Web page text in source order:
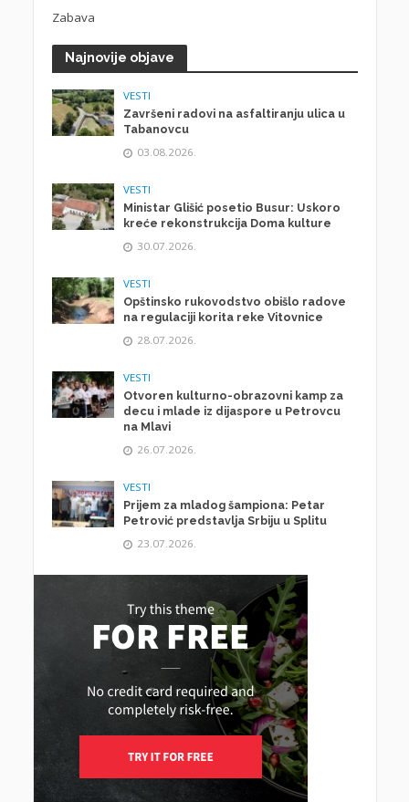
Zabava
Najnovije objave
VESTI
Završeni radovi na asfaltiranju ulica u
Tabanovcu
03.08.2026.
VESTI
Ministar Glišić posetio Busur: Uskoro
kreće rekonstrukcija Doma kulture
30.07.2026.
VESTI
Opštinsko rukovodstvo obišlo radove
na regulaciji korita reke Vitovnice
28.07.2026.
VESTI
Otvoren kulturno-obrazovni kamp za
decu i mlade iz dijaspore u Petrovcu
na Mlavi
26.07.2026.
VESTI
Prijem za mladog šampiona: Petar
Petrović predstavlja Srbiju u Splitu
23.07.2026.